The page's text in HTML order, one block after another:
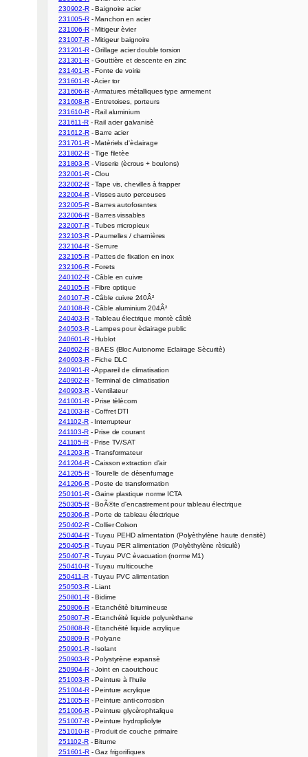
230902-R
- Baignoire acier
231005-R
- Manchon en acier
231006-R
- Mitigeur èvier
231007-R
231201-R
231301-R
231401-R
231601-R
- Acier tor
231606-R
- Armatures métalliques type armement
231608-R
- Entretoises, porteurs
231610-R
- Rail aluminium
231611-R
231612-R
- Barre acier
231701-R
231802-R
231803-R
- Visserie (ècrous + boulons)
232001-R
232002-R
- Tape vis, chevilles à frapper
232004-R
- Visses auto perceuses
232005-R
- Barres autoforantes
232006-R
232007-R
232103-R
232104-R
232105-R
- Pattes de fixation en inox
232106-R
- Forets
240102-R
240105-R
240107-R
- Câble cuivre 240Â²
240108-R
- Câble aluminium 204Â²
240403-R
240503-R
- Lampes pour èclairage public
240601-R
- Hublot
240602-R
- BAES (Bloc Autonome Eclairage Sècuritè)
240603-R
240901-R
240902-R
240903-R
- Ventilateur
241001-R
- Prise tèlècom
241003-R
241102-R
- Interrupteur
241103-R
241105-R
- Prise TV/SAT
241203-R
- Transformateur
241204-R
241205-R
241206-R
250101-R
- Gaine plastique norme ICTA
250305-R
250306-R
250402-R
250404-R
250405-R
- Tuyau PER alimentation (Polyèthylène rèticulè)
250407-R
250410-R
250411-R
250503-R
- Liant
250801-R
250806-R
250807-R
250808-R
250809-R
250901-R
- Isolant
250903-R
250904-R
- Joint en caoutchouc
251003-R
251004-R
251005-R
251006-R
251007-R
251010-R
251102-R
251601-R